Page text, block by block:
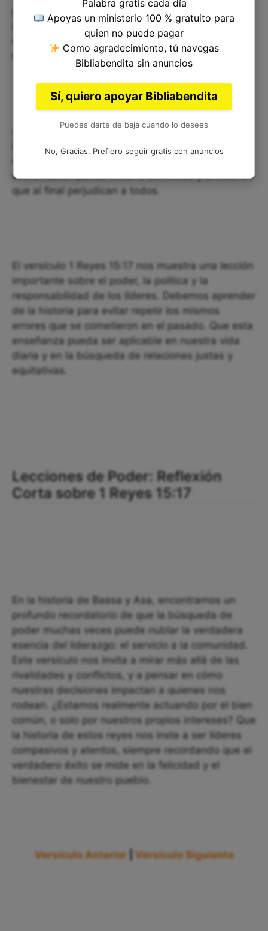
preocupación por el bienestar de los demás. Es
importante que como individuos y como parte de
una comunidad, trabajemos juntos para construir
relaciones justas y solidarias.
Además, podemos reflexionar sobre la
importancia de un liderazgo fuerte y unificado. En
coordinación puede llevar a conflictos y divisiones
que al final perjudican a todos.
El versículo 1 Reyes 15:17 nos muestra una lección
importante sobre el poder, la política y la
responsabilidad de los líderes. Debemos aprender
de la historia para evitar repetir los mismos
errores que se cometieron en el pasado. Que esta
enseñanza pueda ser aplicable en nuestra vida
diaria y en la búsqueda de relaciones justas y
equitativas.
Lecciones de Poder: Reflexión
Corta sobre 1 Reyes 15:17
En la historia de Baasa y Asa, encontramos un
profundo recordatorio de que la búsqueda de
poder muchas veces puede nublar la verdadera
esencia del liderazgo: el servicio a la comunidad.
Este versículo nos invita a mirar más allá de las
rivalidades y conflictos, y a pensar en cómo
nuestras decisiones impactan a quienes nos
rodean. ¿Estamos realmente actuando por el bien
común, o solo por nuestros propios intereses? Que
la historia de estos reyes nos inste a ser líderes
compasivos y atentos, siempre recordando que el
verdadero éxito se mide en la felicidad y el
bienestar de nuestro pueblo.
Versículo Anterior Versículo Siguiente
Palabra gratis cada día
Apoyas un ministerio 100 % gratuito para
quien no puede pagar
Como agradecimiento, tú navegas
Bibliabendita sin anuncios
Sí, quiero apoyar Bibliabendita
Puedes darte de baja cuando lo desees
No, Gracias. Prefiero seguir gratis con anuncios